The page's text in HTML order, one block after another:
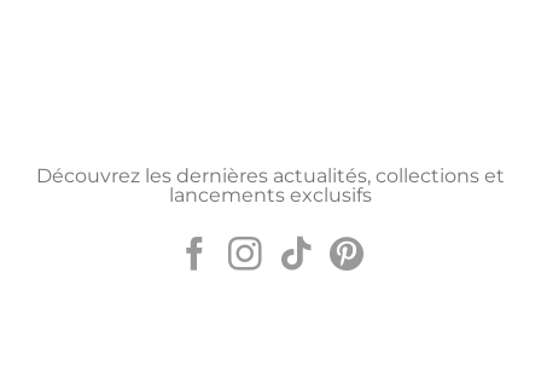
Découvrez les dernières actualités, collections et
lancements exclusifs